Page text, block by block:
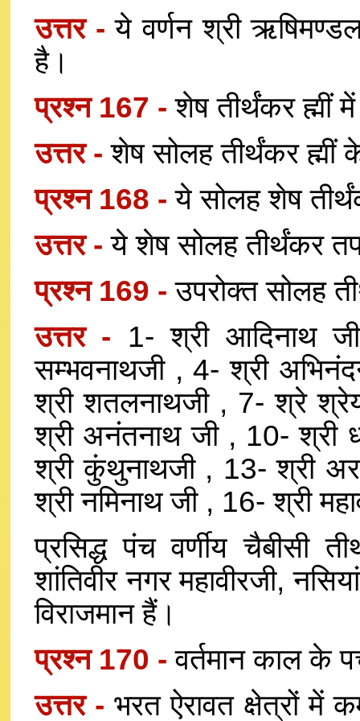
उत्तर -ये वर्णन श्री
है।
प्रश्न 167 -शेष तीर्थंकर ह्मीं
उत्तर -शेष सोलह तीर्थंकर ह्मीं
प्रश्न 168 -ये सोलह शेष
उत्तर -ये शेष सोलह तीर्थंकर
प्रश्न 169 -उपरोक्त सोलह
उत्तर - 1- श्री आदिनाथ
सम्भवनाथजी , 4- श्री
श्री शतलनाथजी , 7- श्रे
श्री अनंतनाथ जी , 10- श्री
श्री कुंथुनाथजी , 13- श्री
श्री नमिनाथ जी , 16- श्री
प्रसिद्ध पंच वर्णीय चैबीसी
शांतिवीर नगर महावीरजी,
विराजमान हैं।
प्रश्न 170 -वर्तमान काल के
उत्तर -भरत ऐरावत क्षेत्रों में